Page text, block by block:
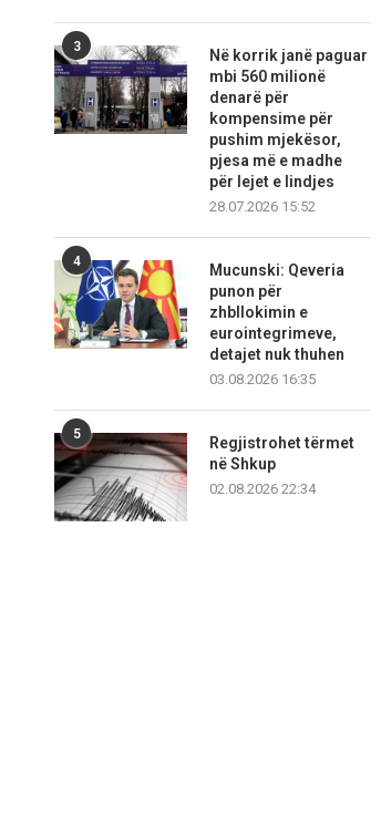
3
Në korrik janë paguar
mbi 560 milionë
denarë për
kompensime për
pushim mjekësor,
pjesa më e madhe
për lejet e lindjes
28.07.2026 15:52
4
Mucunski: Qeveria
punon për
zhbllokimin e
eurointegrimeve,
detajet nuk thuhen
03.08.2026 16:35
5
Regjistrohet tërmet
në Shkup
02.08.2026 22:34